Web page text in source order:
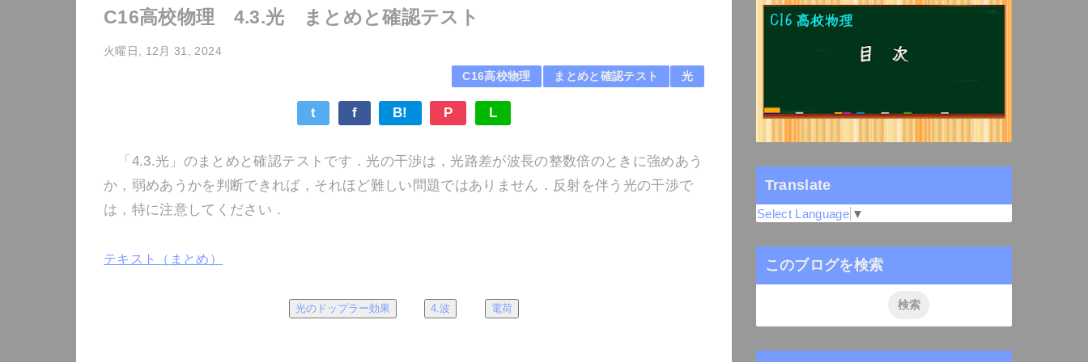
C16高校物理 4.3.光 まとめと確認テスト
火曜日, 12月 31, 2024
C16高校物理 まとめと確認テスト 光
t f B! P L
「4.3.光」のまとめと確認テストです．光の干渉は，光路差が波長の整数倍のときに強めあう
か，弱めあうかを判断できれば，それほど難しい問題ではありません．反射を伴う光の干渉で
は，特に注意してください．
テキスト（まとめ）
光のドップラー効果 4.波 電荷
Translate
Select Language ▼
このブログを検索